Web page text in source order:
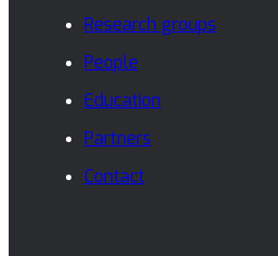
Research groups
People
Education
Partners
Contact